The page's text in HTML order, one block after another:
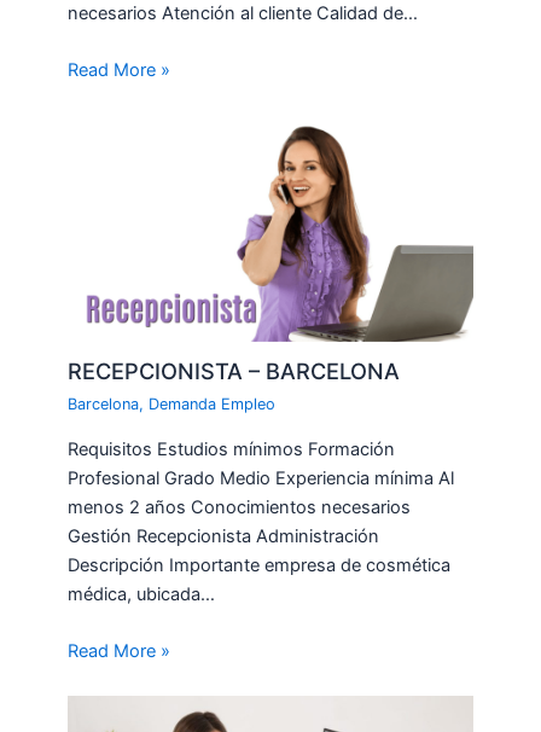
necesarios Atención al cliente Calidad de…
Read More »
RECEPCIONISTA – BARCELONA
Barcelona, Demanda Empleo
Requisitos Estudios mínimos Formación
Profesional Grado Medio Experiencia mínima Al
menos 2 años Conocimientos necesarios
Gestión Recepcionista Administración
Descripción Importante empresa de cosmética
médica, ubicada…
Read More »